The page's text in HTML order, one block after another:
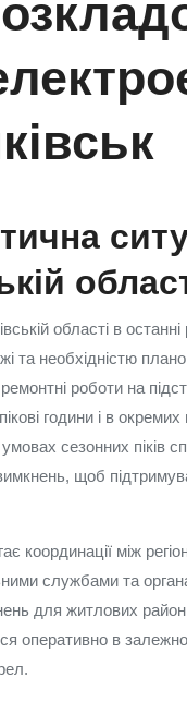
області в
та необхідністю
роботи на
години і в
сезонних піків
щоб
координації між
службами та
для житлових
оперативно в